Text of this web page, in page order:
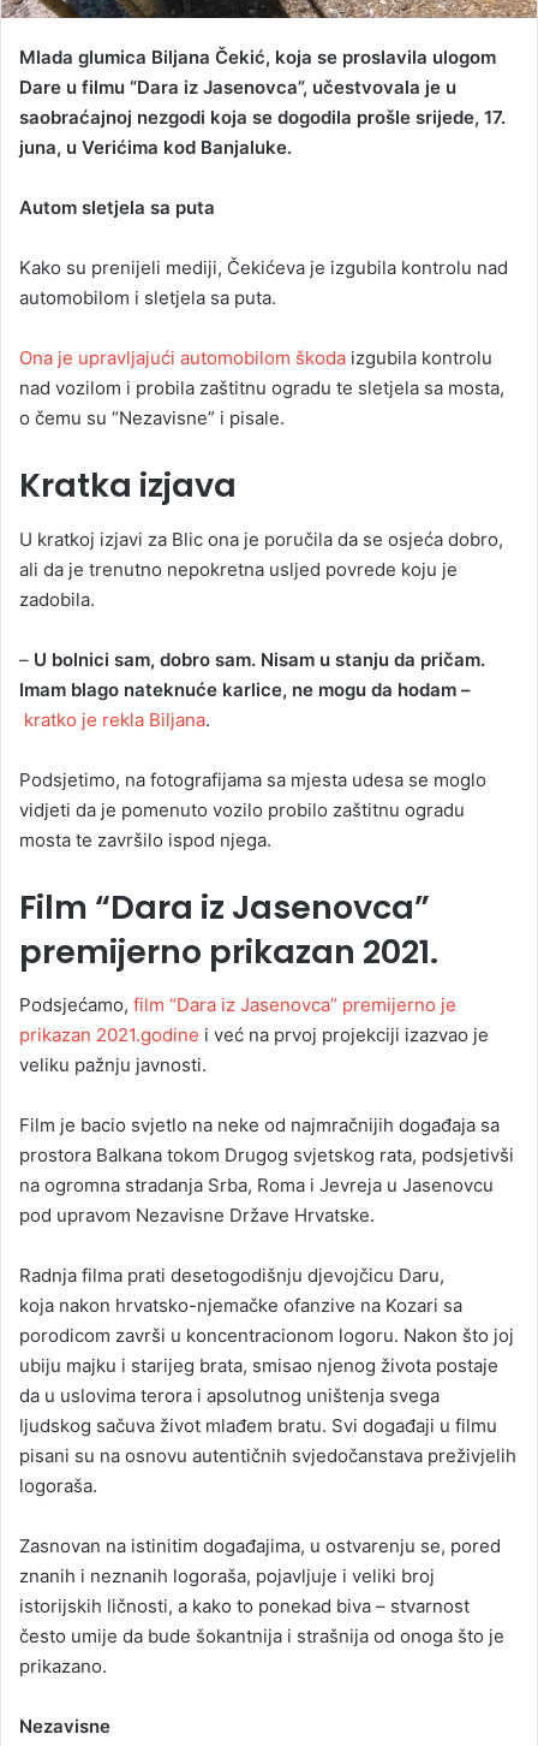
Mlada glumica Biljana Čekić, koja se proslavila ulogom
Dare u filmu “Dara iz Jasenovca”, učestvovala je u
saobraćajnoj nezgodi koja se dogodila prošle srijede, 17.
juna, u Verićima kod Banjaluke.
Autom sletjela sa puta
Kako su prenijeli mediji, Čekićeva je izgubila kontrolu nad
automobilom i sletjela sa puta.
Ona je upravljajući automobilom škoda izgubila kontrolu
nad vozilom i probila zaštitnu ogradu te sletjela sa mosta,
o čemu su “Nezavisne” i pisale.
Kratka izjava
U kratkoj izjavi za Blic ona je poručila da se osjeća dobro,
ali da je trenutno nepokretna usljed povrede koju je
zadobila.
– U bolnici sam, dobro sam. Nisam u stanju da pričam.
Imam blago nateknuće karlice, ne mogu da hodam –
kratko je rekla Biljana.
Podsjetimo, na fotografijama sa mjesta udesa se moglo
vidjeti da je pomenuto vozilo probilo zaštitnu ogradu
mosta te završilo ispod njega.
Film “Dara iz Jasenovca”
premijerno prikazan 2021.
Podsjećamo, film “Dara iz Jasenovca” premijerno je
prikazan 2021.godine i već na prvoj projekciji izazvao je
veliku pažnju javnosti.
Film je bacio svjetlo na neke od najmračnijih događaja sa
prostora Balkana tokom Drugog svjetskog rata, podsjetivši
na ogromna stradanja Srba, Roma i Jevreja u Jasenovcu
pod upravom Nezavisne Države Hrvatske.
Radnja filma prati desetogodišnju djevojčicu Daru,
koja nakon hrvatsko-njemačke ofanzive na Kozari sa
porodicom završi u koncentracionom logoru. Nakon što joj
ubiju majku i starijeg brata, smisao njenog života postaje
da u uslovima terora i apsolutnog uništenja svega
ljudskog sačuva život mlađem bratu. Svi događaji u filmu
pisani su na osnovu autentičnih svjedočanstava preživjelih
logoraša.
Zasnovan na istinitim događajima, u ostvarenju se, pored
znanih i neznanih logoraša, pojavljuje i veliki broj
istorijskih ličnosti, a kako to ponekad biva – stvarnost
često umije da bude šokantnija i strašnija od onoga što je
prikazano.
Nezavisne